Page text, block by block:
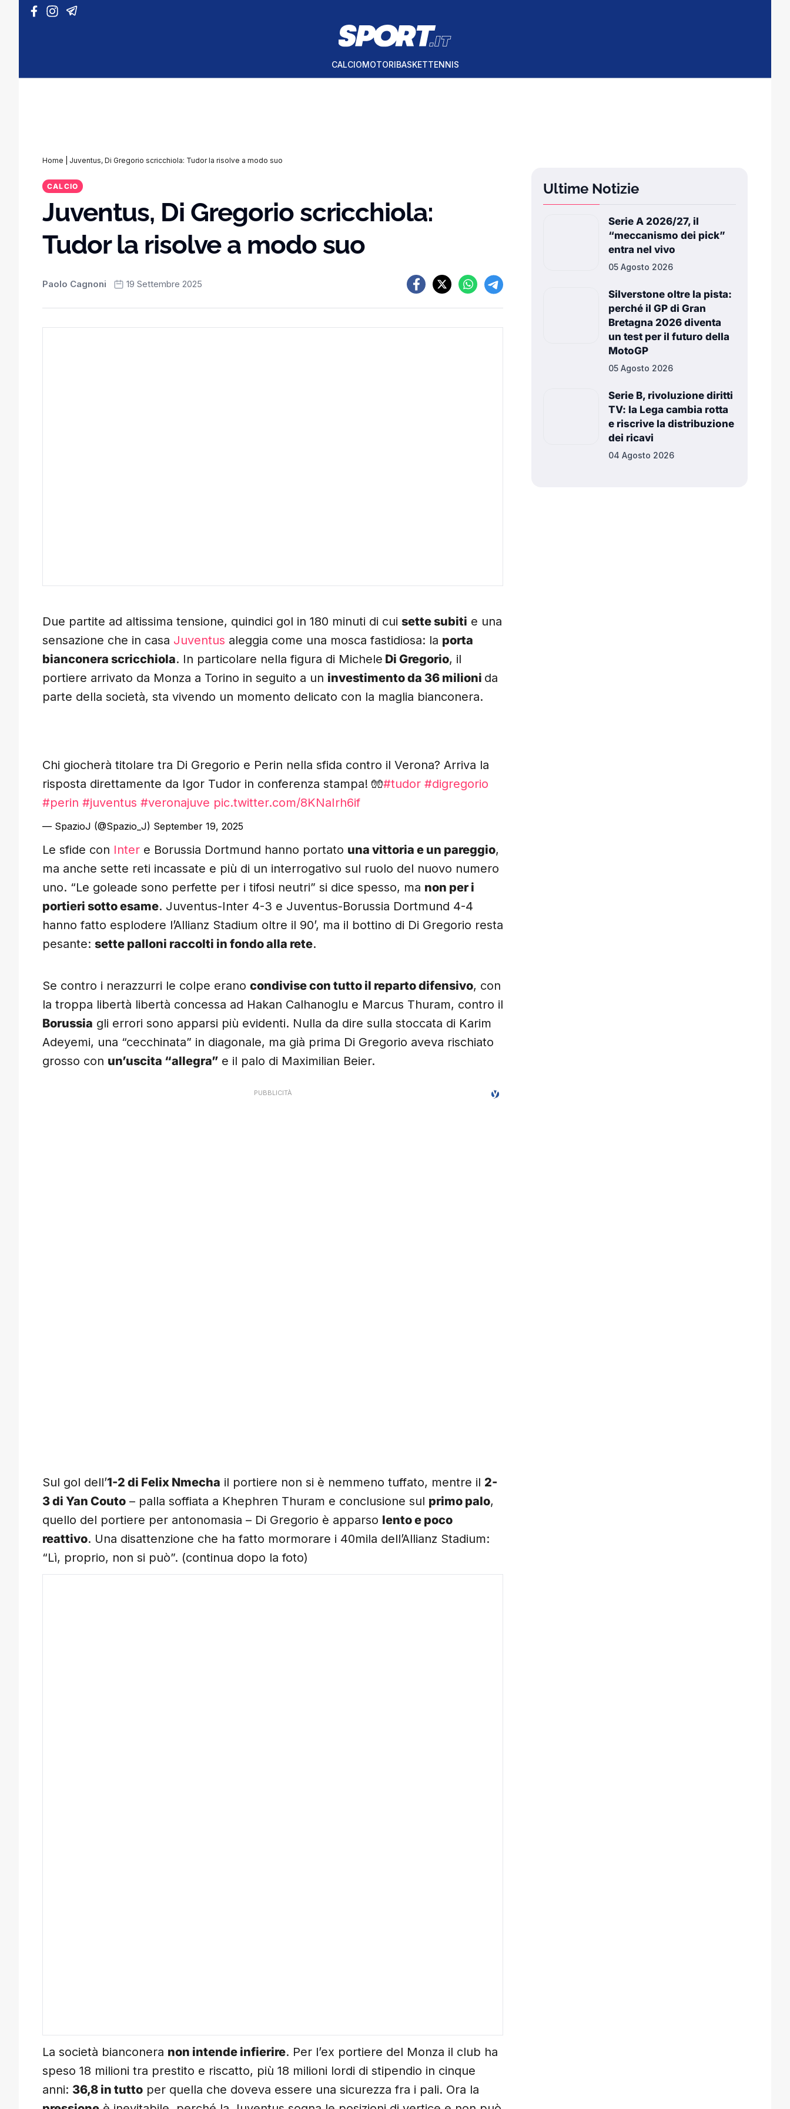
Vai al contenuto
CALCIOMOTORIBASKETTENNIS
Home Juventus, Di Gregorio scricchiola: Tudor la risolve a modo suo
CALCIO
Juventus, Di Gregorio scricchiola:
Tudor la risolve a modo suo
Paolo Cagnoni 19 Settembre 2025
Due partite ad altissima tensione, quindici gol in 180 minuti di cui sette subiti e una
sensazione che in casa Juventus aleggia come una mosca fastidiosa: la porta
bianconera scricchiola. In particolare nella figura di Michele Di Gregorio, il
portiere arrivato da Monza a Torino in seguito a un investimento da 36 milioni da
parte della società, sta vivendo un momento delicato con la maglia bianconera.
Chi giocherà titolare tra Di Gregorio e Perin nella sfida contro il Verona? Arriva la
risposta direttamente da Igor Tudor in conferenza stampa! 🧤#tudor #digregorio
#perin #juventus #veronajuve pic.twitter.com/8KNaIrh6if
— SpazioJ (@Spazio_J) September 19, 2025
Le sfide con Inter e Borussia Dortmund hanno portato una vittoria e un pareggio,
ma anche sette reti incassate e più di un interrogativo sul ruolo del nuovo numero
uno. “Le goleade sono perfette per i tifosi neutri” si dice spesso, ma non per i
portieri sotto esame. Juventus-Inter 4-3 e Juventus-Borussia Dortmund 4-4
hanno fatto esplodere l’Allianz Stadium oltre il 90’, ma il bottino di Di Gregorio resta
pesante: sette palloni raccolti in fondo alla rete.
Se contro i nerazzurri le colpe erano condivise con tutto il reparto difensivo, con
la troppa libertà libertà concessa ad Hakan Calhanoglu e Marcus Thuram, contro il
Borussia gli errori sono apparsi più evidenti. Nulla da dire sulla stoccata di Karim
Adeyemi, una “cecchinata” in diagonale, ma già prima Di Gregorio aveva rischiato
grosso con un’uscita “allegra” e il palo di Maximilian Beier.
Sul gol dell’1-2 di Felix Nmecha il portiere non si è nemmeno tuffato, mentre il 2-
3 di Yan Couto – palla soffiata a Khephren Thuram e conclusione sul primo palo,
quello del portiere per antonomasia – Di Gregorio è apparso lento e poco
reattivo. Una disattenzione che ha fatto mormorare i 40mila dell’Allianz Stadium:
“Lì, proprio, non si può”. (continua dopo la foto)
La società bianconera non intende infierire. Per l’ex portiere del Monza il club ha
speso 18 milioni tra prestito e riscatto, più 18 milioni lordi di stipendio in cinque
anni: 36,8 in tutto per quella che doveva essere una sicurezza fra i pali. Ora la
Ultime Notizie
Serie A 2026/27, il
“meccanismo dei pick”
entra nel vivo
05 Agosto 2026
Silverstone oltre la pista:
perché il GP di Gran
Bretagna 2026 diventa
un test per il futuro della
MotoGP
05 Agosto 2026
Serie B, rivoluzione diritti
TV: la Lega cambia rotta
e riscrive la distribuzione
dei ricavi
04 Agosto 2026